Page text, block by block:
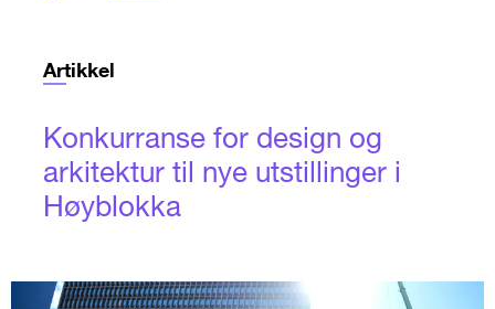
Artikkel
Konkurranse for design og
arkitektur til nye utstillinger i
Høyblokka